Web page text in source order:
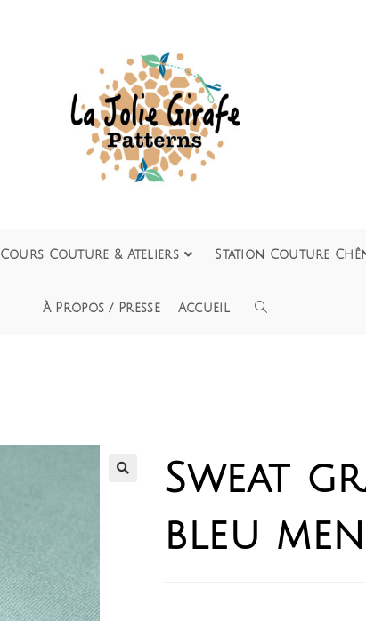
Cours Couture & Ateliers Station Couture
À Propos / Presse Accueil
Sweat
bleu